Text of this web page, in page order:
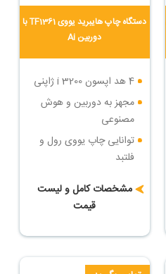
دستگاه چاپ هایبرید یووی TF1361 با
دوربین Ai
4 هد اپسون i 3200 ژاپنی
مجهز به دوربین و هوش
مصنوعی
توانایی چاپ یووی رول و
فلتبد
در ساعت
دارای روتاری جهت چاپ روی
اجسام مدور
مشخصات کامل و لیست
قیمت